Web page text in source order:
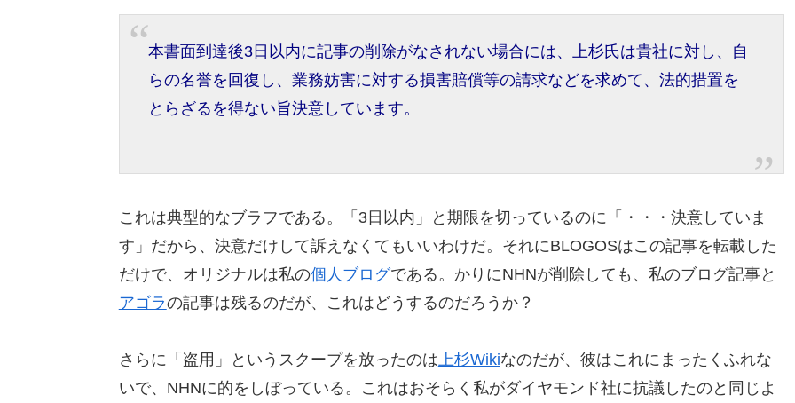
本書面到達後3日以内に記事の削除がなされない場合には、上杉氏は貴社に対し、自
らの名誉を回復し、業務妨害に対する損害賠償等の請求などを求めて、法的措置を
とらざるを得ない旨決意しています。
これは典型的なブラフである。「3日以内」と期限を切っているのに「・・・決意していま
す」だから、決意だけして訴えなくてもいいわけだ。それにBLOGOSはこの記事を転載した
だけで、オリジナルは私の個人ブログである。かりにNHNが削除しても、私のブログ記事と
アゴラの記事は残るのだが、これはどうするのだろうか？
さらに「盗用」というスクープを放ったのは上杉Wikiなのだが、彼はこれにまったくふれな
いで、NHNに的をしぼっている。これはおそらく私がダイヤモンド社に抗議したのと同じよ